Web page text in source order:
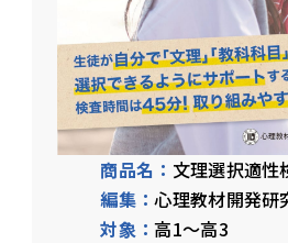
商品名： 文理選択適性
編集：心理教材開発研
対象：高1～高3